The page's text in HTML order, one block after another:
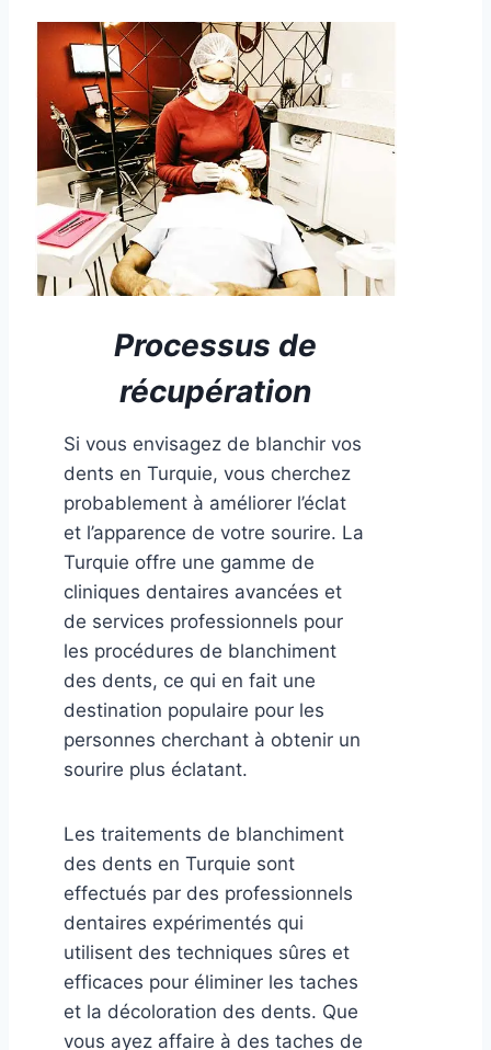
Processus de
récupération
Si vous envisagez de blanchir vos
dents en Turquie, vous cherchez
probablement à améliorer l’éclat
et l’apparence de votre sourire. La
Turquie offre une gamme de
cliniques dentaires avancées et
de services professionnels pour
les procédures de blanchiment
des dents, ce qui en fait une
destination populaire pour les
personnes cherchant à obtenir un
sourire plus éclatant.
Les traitements de blanchiment
des dents en Turquie sont
effectués par des professionnels
dentaires expérimentés qui
utilisent des techniques sûres et
efficaces pour éliminer les taches
et la décoloration des dents. Que
vous ayez affaire à des taches de